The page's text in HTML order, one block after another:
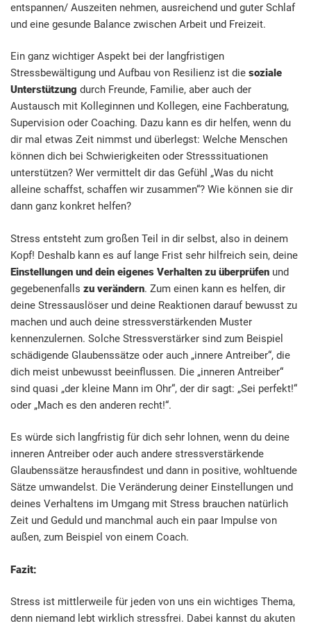
entspannen/ Auszeiten nehmen, ausreichend und guter Schlaf
und eine gesunde Balance zwischen Arbeit und Freizeit.
Ein ganz wichtiger Aspekt bei der langfristigen
Stressbewältigung und Aufbau von Resilienz ist die soziale
Unterstützung durch Freunde, Familie, aber auch der
Austausch mit Kolleginnen und Kollegen, eine Fachberatung,
Supervision oder Coaching. Dazu kann es dir helfen, wenn du
dir mal etwas Zeit nimmst und überlegst: Welche Menschen
können dich bei Schwierigkeiten oder Stresssituationen
unterstützen? Wer vermittelt dir das Gefühl „Was du nicht
alleine schaffst, schaffen wir zusammen“? Wie können sie dir
dann ganz konkret helfen?
Stress entsteht zum großen Teil in dir selbst, also in deinem
Kopf! Deshalb kann es auf lange Frist sehr hilfreich sein, deine
Einstellungen und dein eigenes Verhalten zu überprüfen und
gegebenenfalls zu verändern. Zum einen kann es helfen, dir
deine Stressauslöser und deine Reaktionen darauf bewusst zu
machen und auch deine stressverstärkenden Muster
kennenzulernen. Solche Stressverstärker sind zum Beispiel
schädigende Glaubenssätze oder auch „innere Antreiber“, die
dich meist unbewusst beeinflussen. Die „inneren Antreiber“
sind quasi „der kleine Mann im Ohr“, der dir sagt: „Sei perfekt!“
oder „Mach es den anderen recht!“.
Es würde sich langfristig für dich sehr lohnen, wenn du deine
inneren Antreiber oder auch andere stressverstärkende
Glaubenssätze herausfindest und dann in positive, wohltuende
Sätze umwandelst. Die Veränderung deiner Einstellungen und
deines Verhaltens im Umgang mit Stress brauchen natürlich
Zeit und Geduld und manchmal auch ein paar Impulse von
außen, zum Beispiel von einem Coach.
Fazit:
Stress ist mittlerweile für jeden von uns ein wichtiges Thema,
denn niemand lebt wirklich stressfrei. Dabei kannst du akuten